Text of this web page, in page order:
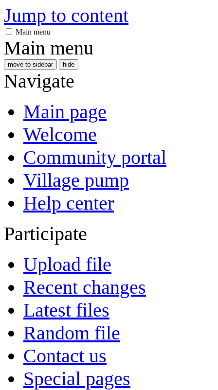
Jump to content
Main menu
Main menu
move to sidebar hide
Navigate
Main page
Welcome
Community portal
Village pump
Help center
Participate
Upload file
Recent changes
Latest files
Random file
Contact us
Special pages